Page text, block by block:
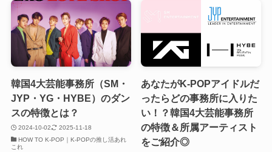
韓国4大芸能事務所（SM・
JYP・YG・HYBE）のダン
スの特徴とは？
2024-10-02
2025-11-18
HOW TO K-POP｜K-POPの推し活あれ
これ
あなたがK-POPアイドルだ
ったらどの事務所に入りた
い！？韓国4大芸能事務所
の特徴＆所属アーティスト
をご紹介◎